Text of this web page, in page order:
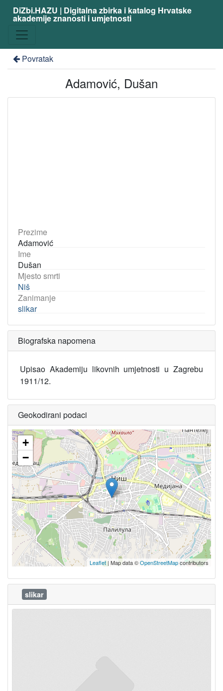
DiZbi.HAZU | Digitalna zbirka i katalog Hrvatske
akademije znanosti i umjetnosti
Povratak
Adamović, Dušan
Prezime
Adamović
Ime
Dušan
Mjesto smrti
Niš
Zanimanje
slikar
Biografska napomena
Upisao Akademiju likovnih umjetnosti u Zagrebu
1911/12.
Geokodirani podaci
+
−
Leaflet | Map data ©OpenStreetMapcontributors
slikar